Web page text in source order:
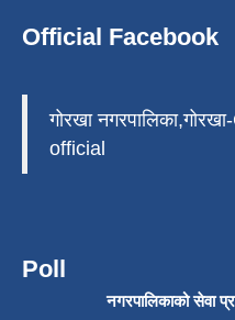
Official Facebook
गोरखा
official
Poll
नगरपालिकाको सेवा